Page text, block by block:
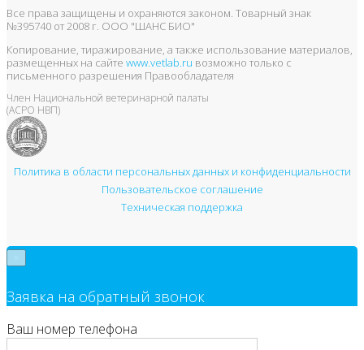
Все права защищены и охраняются законом. Товарный знак
№395740 от 2008 г. ООО "ШАНС БИО"
Копирование, тиражирование, а также использование материалов,
размещенных на сайте www.vetlab.ru возможно только с
письменного разрешения Правообладателя
Член Национальной ветеринарной палаты
(АСРО НВП)
Политика в области персональных данных и конфиденциальности
Пользовательское соглашение
Техническая поддержка
Заявка на обратный звонок
Ваш номер телефона